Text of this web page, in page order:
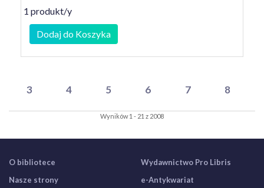
1 produkt/y
Dodaj do Koszyka
3 4 5 6 7 8
Wyników 1 - 21 z 2008
O bibliotece
Nasze strony
Wydawnictwo Pro Libris
e-Antykwariat